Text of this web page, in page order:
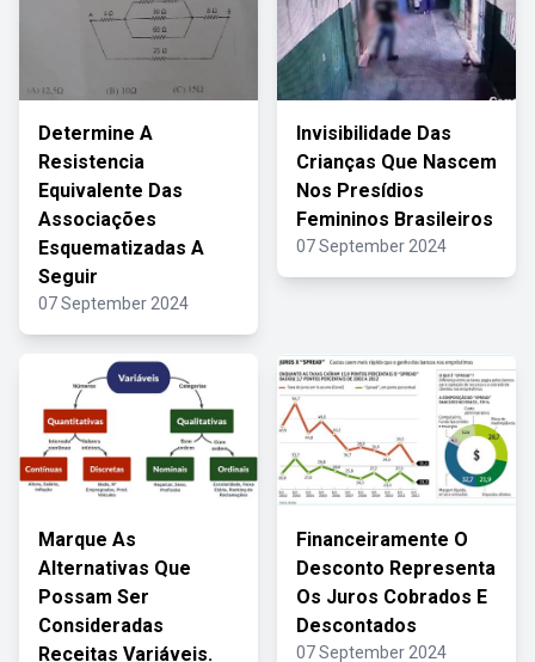
Determine A
Resistencia
Equivalente Das
Associações
Esquematizadas A
Seguir
07 September 2024
Invisibilidade Das
Crianças Que Nascem
Nos Presídios
Femininos Brasileiros
07 September 2024
Marque As
Alternativas Que
Possam Ser
Consideradas
Receitas Variáveis.
Financeiramente O
Desconto Representa
Os Juros Cobrados E
Descontados
07 September 2024